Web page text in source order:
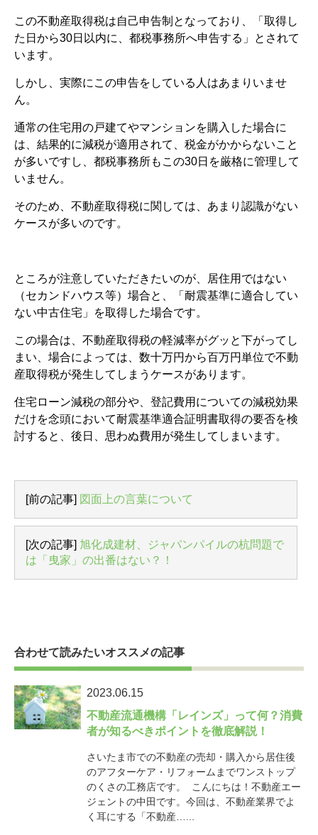
この不動産取得税は自己申告制となっており、「取得し
た日から30日以内に、都税事務所へ申告する」とされて
います。
しかし、実際にこの申告をしている人はあまりいませ
ん。
通常の住宅用の戸建てやマンションを購入した場合に
は、結果的に減税が適用されて、税金がかからないこと
が多いですし、都税事務所もこの30日を厳格に管理して
いません。
そのため、不動産取得税に関しては、あまり認識がない
ケースが多いのです。
ところが注意していただきたいのが、居住用ではない
（セカンドハウス等）場合と、「耐震基準に適合してい
ない中古住宅」を取得した場合です。
この場合は、不動産取得税の軽減率がグッと下がってし
まい、場合によっては、数十万円から百万円単位で不動
産取得税が発生してしまうケースがあります。
住宅ローン減税の部分や、登記費用についての減税効果
だけを念頭において耐震基準適合証明書取得の要否を検
討すると、後日、思わぬ費用が発生してしまいます。
[前の記事] 図面上の言葉について
[次の記事] 旭化成建材、ジャパンパイルの杭問題で
は「曳家」の出番はない？！
合わせて読みたいオススメの記事
2023.06.15
不動産流通機構「レインズ」って何？消費
者が知るべきポイントを徹底解説！
さいたま市での不動産の売却・購入から居住後
のアフターケア・リフォームまでワンストップ
のくさの工務店です。 こんにちは！不動産エー
ジェントの中田です。今回は、不動産業界でよ
く耳にする「不動産…...